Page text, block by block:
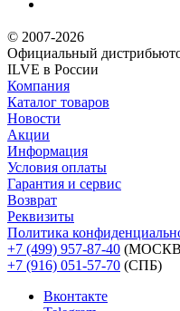
© 2007-2026
Официальный
ILVE в России
Компания
Каталог товаров
Новости
Акции
Информация
Условия оплаты
Гарантия и сервис
Возврат
Реквизиты
Политика
+7 (499) 957-87-40
+7 (916) 051-57-70 (СПБ)
Вконтакте